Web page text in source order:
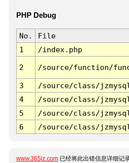
PHP Debug
No. File
1
/index.php
2 /source/function/
3 /source/class/
4
/source/class/
5
/source/class/
6
/source/class/
www.365jz.com 已经将此出错信息详细记